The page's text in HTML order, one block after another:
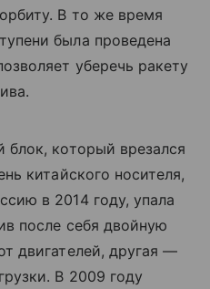
В то же время
была проведена
уберечь ракету
блок, который врезался
китайского носителя,
в 2014 году, упала
после себя двойную
двигателей, другая —
В 2009 году